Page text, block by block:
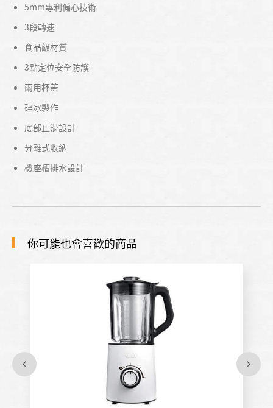
5mm專利偏心技術
3段轉速
食品級材質
3點定位安全防護
兩用杯蓋
碎冰製作
底部止滑設計
分離式收納
機座槽排水設計
你可能也會喜歡的商品